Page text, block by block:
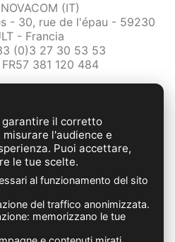
(IT)
- 30, rue de l'épau - 59230
- Francia
(0)3 27 30 53 53
381 120 484
dei dati
di Vendita
FRANÇAISE
garantire il corretto
l'audience e
Puoi accettare,
le tue scelte.
al funzionamento del sito
del traffico anonimizzata.
memorizzano le tue